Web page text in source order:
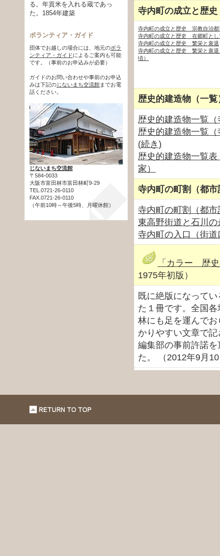
寺内町の成立と歴史
寺内町の成立と歴史 宗教自治都
寺内町の成立と歴史 在郷町とし
寺内町の成立と歴史 繁栄と衰退
寺内町の成立と歴史 繁栄と衰退
頃）
歴史的建造物（一
歴史的建造物一覧
歴史的建造物一覧
(続き)
歴史的建造物一覧
家）
寺内町の町割（都
寺内町の町割（都市
東高野街道と石川の
寺内町の入口（街道
「カラー 歴
1975年初版）
既に絶版になって
た１冊です。全国
林にも足を運んで
かりやすい文章で
編集部の事前許諾
た。 （2012年9月
る。年貢米を入れる蔵であっ
た。1854年建築
ボランティア・ガイド
団体でお越しの場合には、地元のボラ
ンティア・ガイドによるご案内も可能
です。（事前のお申込みが必要）
ガイドのお問い合わせや事前のお申込
みは下記のじないまち交流館までお電
話ください。
じないまち交流館
〒584-0033
大阪市富田林市富田林町9-29
TEL.0721-26-0110
FAX.0721-26-0110
（午前10時～午後5時、月曜休館）